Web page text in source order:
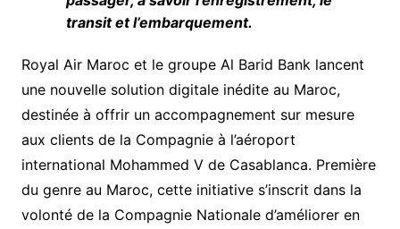
transit et l’embarquement.
Royal Air Maroc et le groupe Al Barid Bank lancent
une nouvelle solution digitale inédite au Maroc,
destinée à offrir un accompagnement sur mesure
aux clients de la Compagnie à l’aéroport
international Mohammed V de Casablanca. Première
du genre au Maroc, cette initiative s’inscrit dans la
volonté de la Compagnie Nationale d’améliorer en